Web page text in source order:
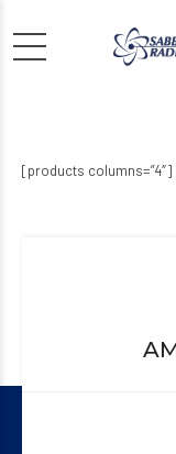
[products columns=”4″]